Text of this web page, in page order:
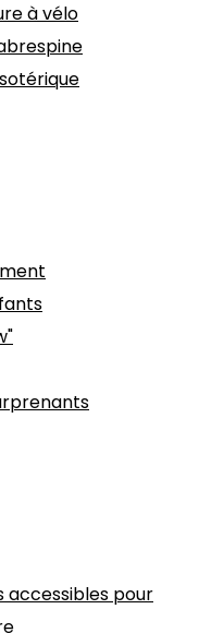
à vélo
accessibles pour